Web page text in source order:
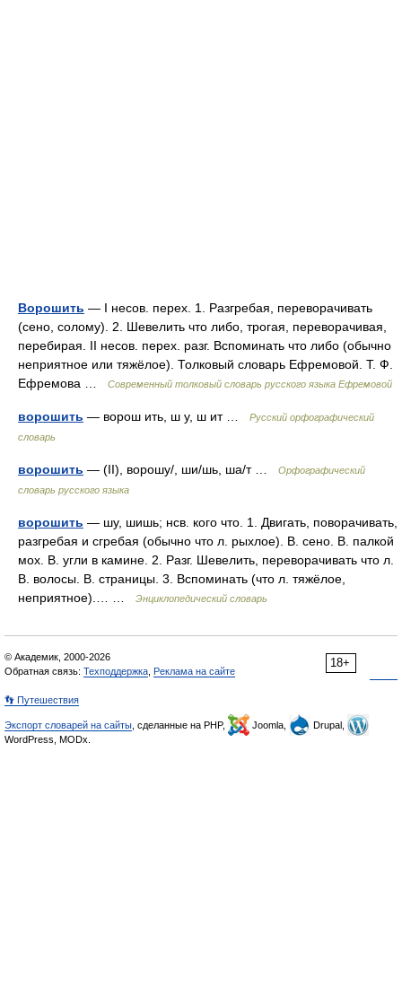
Ворошить — I несов. перех. 1. Разгребая, переворачивать
(сено, солому). 2. Шевелить что либо, трогая, переворачивая,
перебирая. II несов. перех. разг. Вспоминать что либо (обычно
неприятное или тяжёлое). Толковый словарь Ефремовой. Т. Ф.
Ефремова …
Современный толковый словарь русского языка Ефремовой
ворошить — ворош ить, ш у, ш ит …
Русский орфографический
словарь
ворошить — (II), ворошу/, ши/шь, ша/т …
Орфографический
словарь русского языка
ворошить — шу, шишь; нсв. кого что. 1. Двигать, поворачивать,
разгребая и сгребая (обычно что л. рыхлое). В. сено. В. палкой
мох. В. угли в камине. 2. Разг. Шевелить, переворачивать что л.
В. волосы. В. страницы. 3. Вспоминать (что л. тяжёлое,
неприятное).… …
Энциклопедический словарь
18+
© Академик, 2000-2026
Обратная связь: Техподдержка Реклама на сайте
👣 Путешествия
Экспорт словарей на сайты , сделанные на PHP, Joomla,
Drupal,
WordPress, MODx.